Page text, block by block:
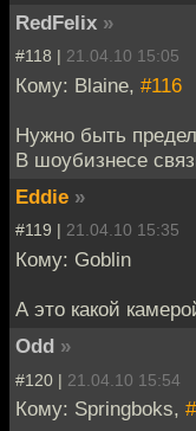
RedFelix »
#118 | 21.04.10 15:05
Кому: Blaine, #116
Нужно быть
В шоубизнесе
Eddie »
#119 | 21.04.10 15:35
Кому: Goblin
А это какой
Odd »
#120 | 21.04.10 15:54
Кому: Springboks,